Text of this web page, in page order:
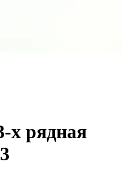
х рядная